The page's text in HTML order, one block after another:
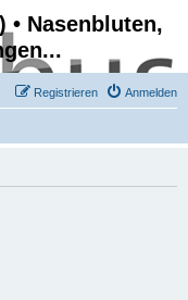
• Nasenbluten,
Anmelden
Registrieren